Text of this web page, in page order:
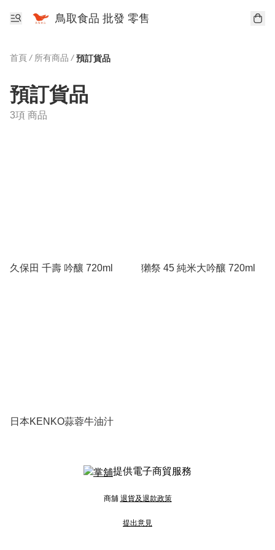
鳥取食品 批發 零售
首頁 / 所有商品 / 預訂貨品
預訂貨品
3項 商品
久保田 千壽 吟釀 720ml 獺祭 45 純米大吟釀 720ml
日本KENKO蒜蓉牛油汁
提供電子商貿服務
商舖 退貨及退款政策
提出意見